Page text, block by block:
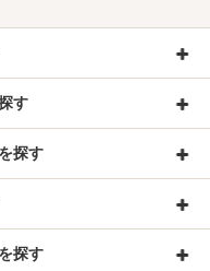
す
探す
探す